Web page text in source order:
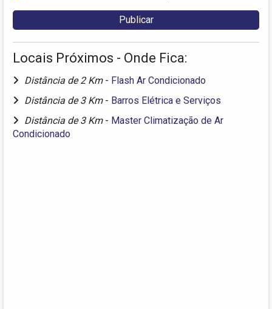
Locais Próximos - Onde Fica:
Distância de 2 Km - Flash Ar Condicionado
Distância de 3 Km - Barros Elétrica e Serviços
Distância de 3 Km - Master Climatização de Ar
Condicionado